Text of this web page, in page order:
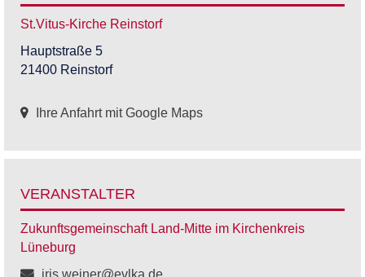
St.Vitus-Kirche Reinstorf
Hauptstraße 5
21400 Reinstorf
Ihre Anfahrt mit Google Maps
VERANSTALTER
Zukunftsgemeinschaft Land-Mitte im Kirchenkreis
Lüneburg
iris.weiner@evlka.de